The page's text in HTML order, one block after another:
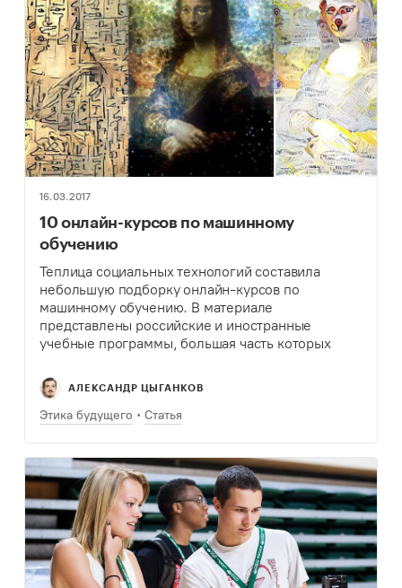
16.03.2017
10 онлайн-курсов по машинному
обучению
Теплица социальных технологий составила
небольшую подборку онлайн-курсов по
машинному обучению. В материале
представлены российские и иностранные
учебные программы, большая часть которых
АЛЕКСАНДР ЦЫГАНКОВ
Этика будущего Статья